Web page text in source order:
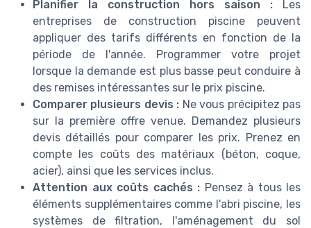
Planifier la construction hors saison : Les
entreprises de construction piscine peuvent
appliquer des tarifs différents en fonction de la
période de l'année. Programmer votre projet
lorsque la demande est plus basse peut conduire à
des remises intéressantes sur le prix piscine.
Comparer plusieurs devis : Ne vous précipitez pas
sur la première offre venue. Demandez plusieurs
devis détaillés pour comparer les prix. Prenez en
compte les coûts des matériaux (béton, coque,
acier), ainsi que les services inclus.
Attention aux coûts cachés : Pensez à tous les
éléments supplémentaires comme l'abri piscine, les
systèmes de filtration, l'aménagement du sol